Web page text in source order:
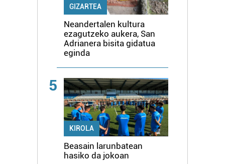
GIZARTEA
Neandertalen kultura
ezagutzeko aukera, San
Adrianera bisita gidatua
eginda
5
KIROLA
Beasain larunbatean
hasiko da jokoan